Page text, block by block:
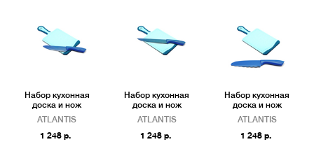
Набор кухонная
доска и нож
ATLANTIS
1 248 р.
Набор кухонная
доска и нож
ATLANTIS
1 248 р.
Набор кухонная
доска и нож
ATLANTIS
1 248 р.